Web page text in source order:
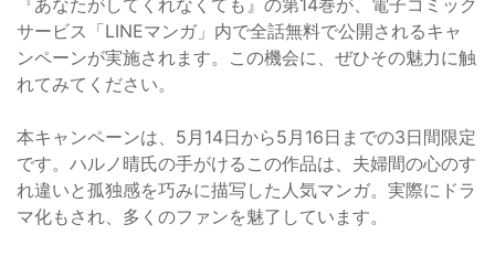
サービス「LINEマンガ」内で全話無料で公開されるキャ
ンペーンが実施されます。この機会に、ぜひその魅力に触
れてみてください。
本キャンペーンは、5月14日から5月16日までの3日間限定
です。ハルノ晴氏の手がけるこの作品は、夫婦間の心のす
れ違いと孤独感を巧みに描写した人気マンガ。実際にドラ
マ化もされ、多くのファンを魅了しています。